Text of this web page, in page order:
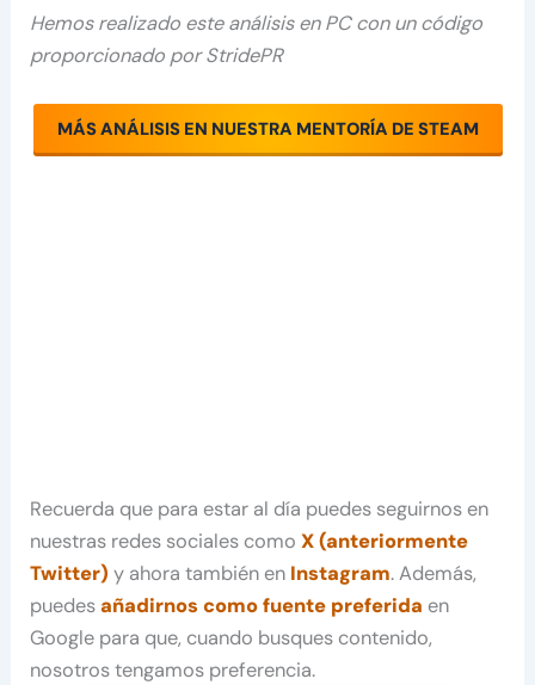
Hemos realizado este análisis en PC con un código
proporcionado por StridePR
MÁS ANÁLISIS EN NUESTRA MENTORÍA DE STEAM
Recuerda que para estar al día puedes seguirnos en
nuestras redes sociales comoX (anteriormente
Twitter) y ahora también en Instagram. Además,
puedesañadirnos como fuente preferida en
Google para que, cuando busques contenido,
nosotros tengamos preferencia.